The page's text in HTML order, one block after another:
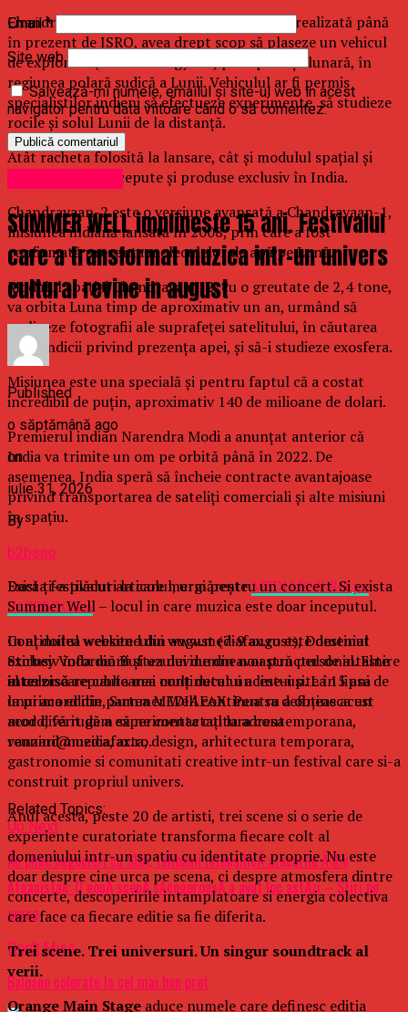
Chandrayaan-2, cea mai sofisticată misiune realizată până
în prezent de ISRO, avea drept scop să plaseze un vehicul
de explorare (roverul Pragyaan) pe suprafaţa lunară, în
regiunea polară sudică a Lunii. Vehiculul ar fi permis
specialiştilor indieni să efectueze experimente, să studieze
rocile şi solul Lunii de la distanţă.
Atât racheta folosită la lansare, cât şi modulul spaţial şi
roverul sunt concepute şi produse exclusiv în India.
Chandrayaan-2 este o versiune avansată a Chandrayaan-1,
misiunea indiană lansată în 2008, prin care a fost
confirmată prezenţa moleculelor de apă pe Lună.
Modulul spaţial Chandrayaan-2, cu o greutate de 2,4 tone,
va orbita Luna timp de aproximativ un an, urmând să
realizeze fotografii ale suprafeţei satelitului, în căutarea
unor indicii privind prezenţa apei, şi să-i studieze exosfera.
Misiunea este una specială şi pentru faptul că a costat
incredibil de puţin, aproximativ 140 de milioane de dolari.
Premierul indian Narendra Modi a anunţat anterior că
India va trimite un om pe orbită până în 2022. De
asemenea, India speră să încheie contracte avantajoase
privind transportarea de sateliţi comerciali şi alte misiuni
în spaţiu.
Dacă ţi-a plăcut articolul, urmăreşteMEDIAFAX.RO pe
FACEBOOK »
Conținutul website-ului www.mediafax.ro este destinat
exclusiv informării și uzului dumneavoastră personal. Este
interzisărepublicarea conținutului acestui site în lipsa
unui acord din partea MEDIAFAX. Pentru a obține acest
acord, vă rugăm să ne contactați la adresa
vanzari@mediafax.ro.
Related Topics:
Up Next
Ãn pline negocieri cu SUA, talibanii intensificÄ atacurile Ã®n
Afganistan: O nouÄ scenÄ sÃ¢ngeroasÄ a avut loc astÄzi – Stiri pe
surse
Don't Miss
Baloane colorate la cel mai bun pret
Email*
Site web
Salvează-mi numele, emailul și site-ul web în acest
navigator pentru data viitoare când o să comentez.
SUMMER WELL implineste 15 ani. Festivalul
care a transformat muzica intr-un univers
cultural revine in august
Published
o săptămână ago
on
iulie 31, 2026
By
b2bseo
Exista festivaluri la care mergi pentru un concert. Si exista
Summer Well – locul in care muzica este doar inceputul.
In al doilea weekend din august (7-9 august), Domeniul
Stirbey Voda din Buftea devine din nou punctul de intalnire
al celor care cauta mai mult decat un line-up. La 15 ani de
la prima editie, Summer Well continua sa defineasca un
mod diferit de a experimenta cultura contemporana,
reunind muzica, arta, design, arhitectura temporara,
gastronomie si comunitati creative intr-un festival care si-a
construit propriul univers.
Anul acesta, peste 20 de artisti, trei scene si o serie de
experiente curatoriate transforma fiecare colt al
domeniului intr-un spatiu cu identitate proprie. Nu este
doar despre cine urca pe scena, ci despre atmosfera dintre
concerte, descoperirile intamplatoare si energia colectiva
care face ca fiecare editie sa fie diferita.
Trei scene. Trei universuri. Un singur soundtrack al
verii.
Orange Main Stage aduce numele care definesc editia